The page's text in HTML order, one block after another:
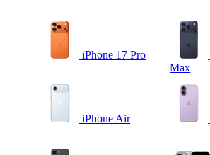
iPhone 17 Pro
Max
iPhone Air